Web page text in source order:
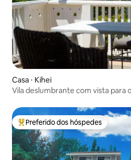
Casa ⋅ Kihei
Vila deslumbrante com vista para
Entre os melhores preferidos dos
Preferido dos hóspedes